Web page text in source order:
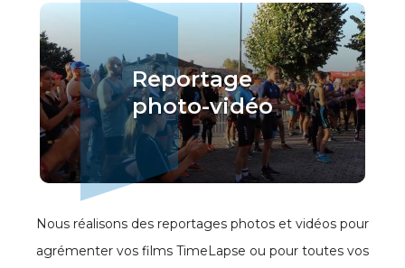
Reportage
photo-vidéo
Nous réalisons des reportages photos et vidéos pour
agrémenter vos films TimeLapse ou pour toutes vos